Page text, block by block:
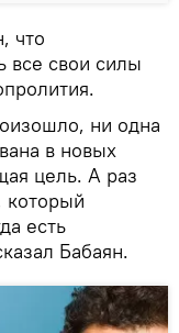
что
все свои силы
ни одна
в новых
цель. А раз
который
есть
Бабаян.